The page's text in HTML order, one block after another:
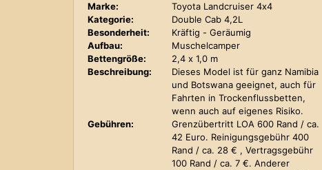
Marke:
Toyota Landcruiser 4x4
Kategorie:
Double Cab 4,2L
Besonderheit:
Kräftig - Geräumig
Aufbau:
Muschelcamper
Bettengröße:
2,4 x 1,0 m
Beschreibung:
Dieses Model ist für ganz Namibia
und Botswana geeignet, auch für
Fahrten in Trockenflussbetten,
wenn auch auf eigenes Risiko.
Gebühren:
Grenzübertritt LOA 600 Rand / ca.
42 Euro. Reinigungsgebühr 400
Rand / ca. 28 € , Vertragsgebühr
100 Rand / ca. 7 €. Anderer